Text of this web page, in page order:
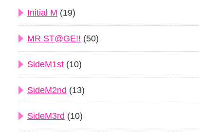
Initial M (19)
MR ST@GE!! (50)
SideM1st (10)
SideM2nd (13)
SideM3rd (10)